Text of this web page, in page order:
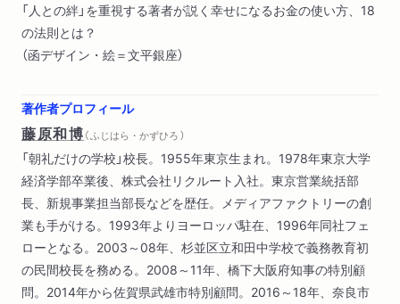
「人との絆」を重視する著者が説く幸せになるお金の使い方、18
の法則とは？
（函デザイン・絵＝文平銀座）
著作者プロフィール
藤原和博（ ふじはら・かずひろ ）
「朝礼だけの学校」校長。1955年東京生まれ。1978年東京大学
経済学部卒業後、株式会社リクルート入社。東京営業統括部
長、新規事業担当部長などを歴任。メディアファクトリーの創
業も手がける。1993年よりヨーロッパ駐在、1996年同社フェ
ローとなる。2003～08年、杉並区立和田中学校で義務教育初
の民間校長を務める。2008～11年、橋下大阪府知事の特別顧
問。2014年から佐賀県武雄市特別顧問。2016～18年、奈良市